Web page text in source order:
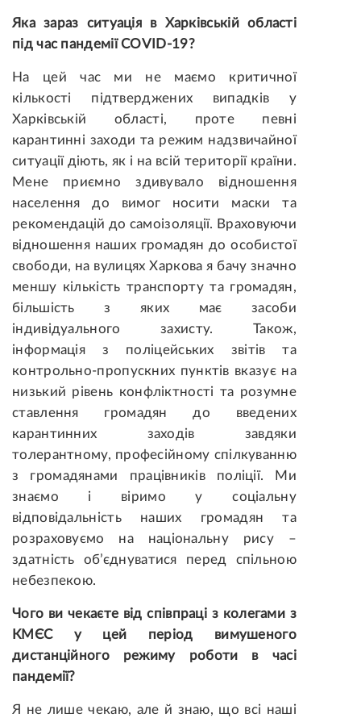
Яка зараз ситуація в Харківській області
під час пандемії COVID-19?
На цей час ми не маємо критичної
кількості підтверджених випадків у
Харківській області, проте певні
карантинні заходи та режим надзвичайної
ситуації діють, як і на всій території країни.
Мене приємно здивувало відношення
населення до вимог носити маски та
рекомендацій до самоізоляції. Враховуючи
відношення наших громадян до особистої
свободи, на вулицях Харкова я бачу значно
меншу кількість транспорту та громадян,
більшість з яких має засоби
індивідуального захисту. Також,
інформація з поліцейських звітів та
контрольно-пропускних пунктів вказує на
низький рівень конфліктності та розумне
ставлення громадян до введених
карантинних заходів завдяки
толерантному, професійному спілкуванню
з громадянами працівників поліції. Ми
знаємо і віримо у соціальну
відповідальність наших громадян та
розраховуємо на національну рису –
здатність об’єднуватися перед спільною
небезпекою.
Чого ви чекаєте від співпраці з колегами з
КМЄС у цей період вимушеного
дистанційного режиму роботи в часі
пандемії?
Я не лише чекаю, але й знаю, що всі наші